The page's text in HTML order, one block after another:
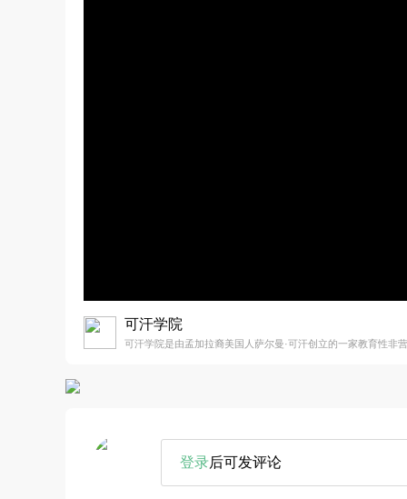
可汗学院
可汗学院是由孟加拉裔美国人萨尔曼·可汗创立的一家教育性非营
登录后可发评论